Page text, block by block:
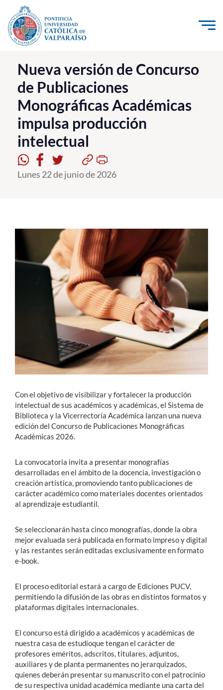
Click acá para ir directamente al contenido
La Universidad
Investigación, Creación e Innovación
PUCV Internacional
Vinculación con el Medio
Admisión
Pregrado
Estudiantes
Académicos
Funcionarios
Nueva versión de Concurso
de Publicaciones
Monográficas Académicas
impulsa producción
intelectual
Lunes 22 de junio de 2026
Con el objetivo de visibilizar y fortalecer la producción
intelectual de sus académicos y académicas, el Sistema de
Biblioteca y la Vicerrectoría Académica lanzan una nueva
edición del Concurso de Publicaciones Monográficas
Académicas 2026.
La convocatoria invita a presentar monografías
desarrolladas en el ámbito de la docencia, investigación o
creación artística, promoviendo tanto publicaciones de
carácter académico como materiales docentes orientados
al aprendizaje estudiantil.
Se seleccionarán hasta cinco monografías, donde la obra
mejor evaluada será publicada en formato impreso y digital
y las restantes serán editadas exclusivamente en formato
e-book.
El proceso editorial estará a cargo de Ediciones PUCV,
permitiendo la difusión de las obras en distintos formatos y
plataformas digitales internacionales.
El concurso está dirigido a académicos y académicas de
nuestra casa de estudioque tengan el carácter de
profesores eméritos, adscritos, titulares, adjuntos,
auxiliares y de planta permanentes no jerarquizados,
quienes deberán presentar su manuscrito con el patrocinio
de su respectiva unidad académica mediante una carta del